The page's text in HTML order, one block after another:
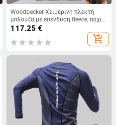
Woodpecker Χειμερινή πλεκτή
μπλούζα με επένδυση fleece, παχιά
και ζεστή για ενήλικες, άνετη
πλεκτή μπλούζα με στρογγυλό
λαιμό
117.25 €
add_shopping_cart